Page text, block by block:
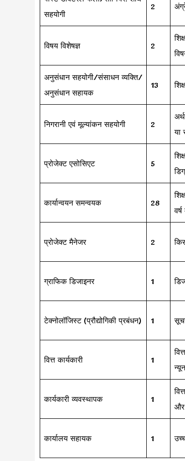
सहयोगी
2
विषय विशेषज्ञ 2
अनुसंधान सहयोगी/संसाधन व्यक्ति/
अनुसंधान सहायक
13
निगरानी एवं मूल्यांकन सहयोगी 2
या
प्रोजेक्ट एसोसिएट 5
कार्यान्वयन समन्वयक 28
प्रोजेक्ट मैनेजर 2
ग्राफिक डिजाइनर 1
टेक्नोलॉजिस्ट (प्रौद्योगिकी प्रबंधन) 1
वित्त कार्यकारी 1
कार्यकारी व्यवस्थापक 1
और
कार्यालय सहायक 1